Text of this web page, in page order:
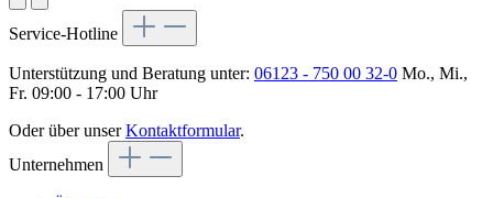
Service-Hotline
Unterstützung und Beratung unter: 06123 - 750 00 32-0 Mo., Mi.,
Fr. 09:00 - 17:00 Uhr
Oder über unserKontaktformular.
Unternehmen